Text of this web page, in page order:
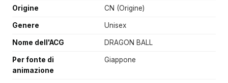
Origine CN (Origine)
Genere Unisex
Nome dell'ACG DRAGON BALL
Per fonte di
animazione
Giappone